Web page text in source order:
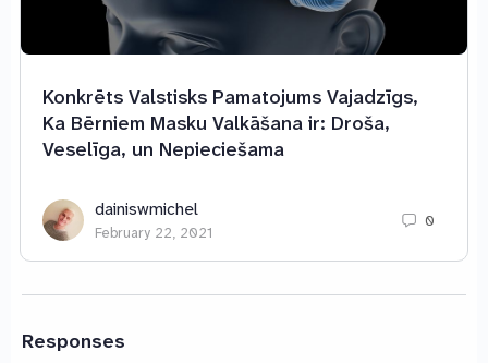
Konkrēts Valstisks Pamatojums Vajadzīgs,
Ka Bērniem Masku Valkāšana ir: Droša,
Veselīga, un Nepieciešama
dainiswmichel
February 22, 2021
0
Responses